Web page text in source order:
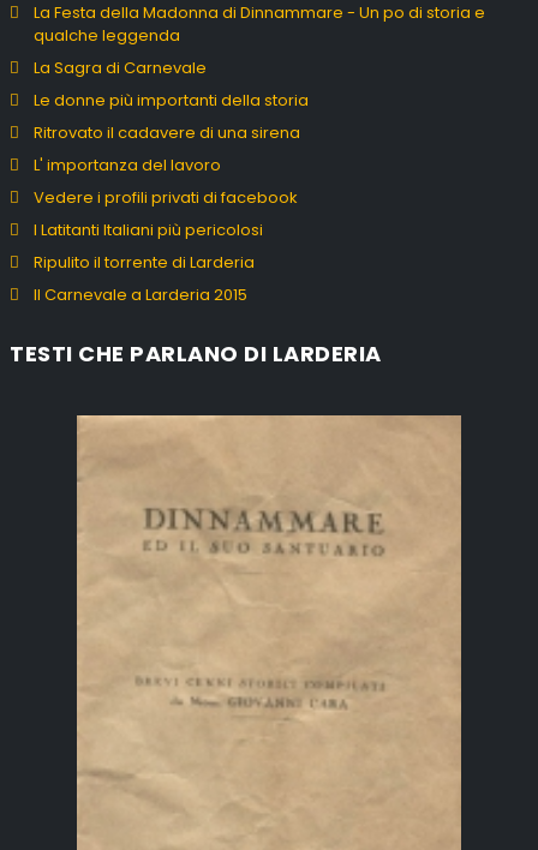
La Festa della Madonna di Dinnammare - Un po di storia e
qualche leggenda
La Sagra di Carnevale
Le donne più importanti della storia
Ritrovato il cadavere di una sirena
L' importanza del lavoro
Vedere i profili privati di facebook
I Latitanti Italiani più pericolosi
Ripulito il torrente di Larderia
Il Carnevale a Larderia 2015
TESTI CHE PARLANO DI LARDERIA